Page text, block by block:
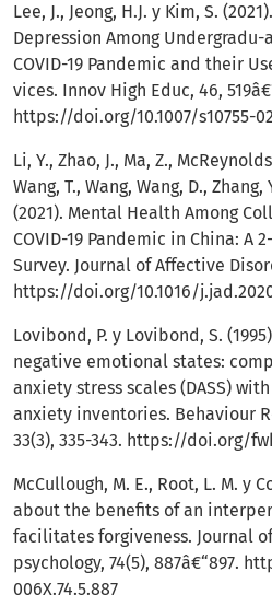
Lee, J., Jeong, H.J. y Kim, S.
Depression Among
COVID-19 Pandemic and their
vices. Innov High Educ, 46,
https://doi.org/10.1007/s10755-
Li, Y., Zhao, J., Ma, Z.,
Wang, T., Wang, Wang, D., Zhang,
(2021). Mental Health Among
COVID-19 Pandemic in China: A
Survey. Journal of Affective
https://doi.org/10.1016/
Lovibond, P. y Lovibond, S.
negative emotional states:
anxiety stress scales (DASS)
anxiety inventories. Behaviour
33(3), 335-343. https://doi.org/
McCullough, M. E., Root, L. M. y
about the benefits of an
facilitates forgiveness. Journal
psychology, 74(5), 887â€“897.
006X.74.5.887